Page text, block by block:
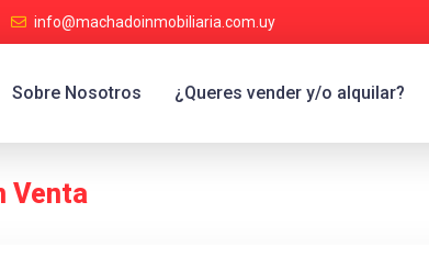
info@machadoinmobiliaria.com.uy
Sobre Nosotros ¿Queres vender y/o alquilar?
Venta